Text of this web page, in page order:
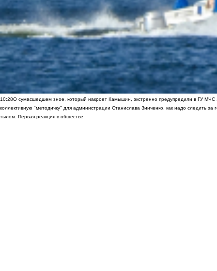
10:28О сумасшедшем зное, который накроет Камышин, экстренно предупредили в ГУ МЧС
коллективную "методичку" для администрации Станислава Зинченко, как надо следить за
тылом. Первая реакция в обществе